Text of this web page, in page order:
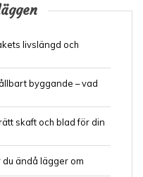
livslängd och
byggande – vad
skaft och blad för din
ändå lägger om